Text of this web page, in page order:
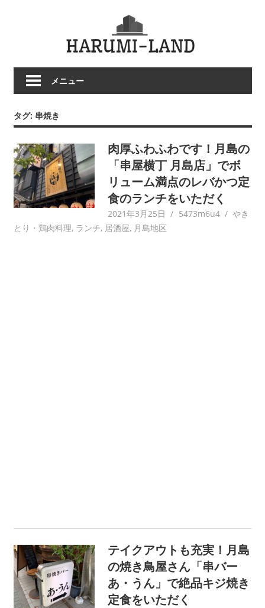
メニュー
タグ: 串焼き
肉厚ふわふわです！月島の
「串屋横丁 月島店」でボ
リューム満点のレバかつ定
食のランチをいただく
2021年3月25日 5473m6u4
やき
とり・鶏肉料理, ランチ, 居酒屋, 月島地区
テイクアウトも充実！月島
の焼き鳥屋さん「串バー
あ・うん」で絶品キジ焼き
定食をいただく